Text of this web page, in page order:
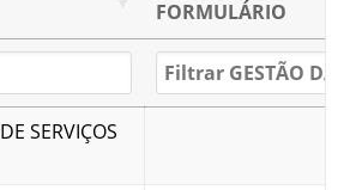
FORMULÁRIO
SERVIÇOS